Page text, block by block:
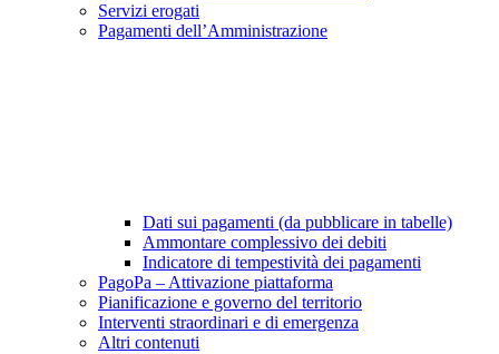
Servizi erogati
Pagamenti dell’Amministrazione
Dati sui pagamenti (da pubblicare in tabelle)
Ammontare complessivo dei debiti
Indicatore di tempestività dei pagamenti
PagoPa – Attivazione piattaforma
Pianificazione e governo del territorio
Interventi straordinari e di emergenza
Altri contenuti